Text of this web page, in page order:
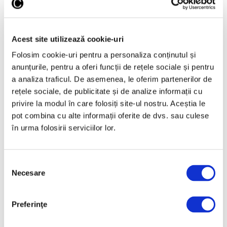
Acest site utilizează cookie-uri
Folosim cookie-uri pentru a personaliza conținutul și
anunțurile, pentru a oferi funcții de rețele sociale și pentru
a analiza traficul. De asemenea, le oferim partenerilor de
rețele sociale, de publicitate și de analize informații cu
privire la modul în care folosiți site-ul nostru. Aceștia le
pot combina cu alte informații oferite de dvs. sau culese
în urma folosirii serviciilor lor.
consimțământului
Necesare
Preferinţe
Nicolae Stoica, ultimul mare
interbelic – Recuperare istorică
după mai bine de 80 de ani
7 August 2026